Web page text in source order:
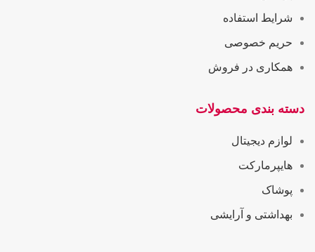
شرایط استفاده
حریم خصوصی
همکاری در فروش
دسته بندی محصولات
لوازم دیجیتال
هایپرمارکت
پوشاک
بهداشتی و آرایشی